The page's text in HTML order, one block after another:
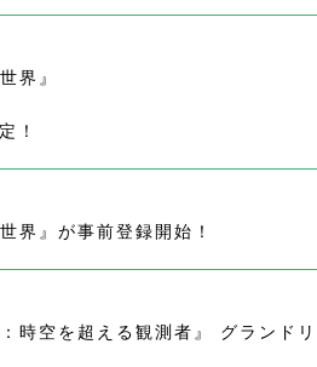
界』
！
界』が事前登録開始！
時空を超える観測者』 グランドリ